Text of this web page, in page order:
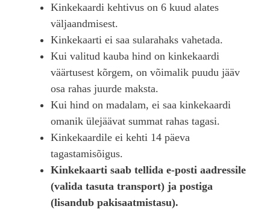
Kinkekaardi kehtivus on 6 kuud alates
väljaandmisest.
Kinkekaarti ei saa sularahaks vahetada.
Kui valitud kauba hind on kinkekaardi
väärtusest kõrgem, on võimalik puudu jääv
osa rahas juurde maksta.
Kui hind on madalam, ei saa kinkekaardi
omanik ülejäävat summat rahas tagasi.
Kinkekaardile ei kehti 14 päeva
tagastamisõigus.
Kinkekaarti saab tellida e-posti aadressile
(valida tasuta transport) ja postiga
(lisandub pakisaatmistasu).